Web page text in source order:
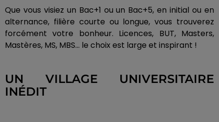
Que vous visiez un Bac+1 ou un Bac+5, en initial ou en
alternance, filière courte ou longue, vous trouverez
forcément votre bonheur. Licences, BUT, Masters,
Mastères, MS, MBS… le choix est large et inspirant !
UN VILLAGE UNIVERSITAIRE
INÉDIT